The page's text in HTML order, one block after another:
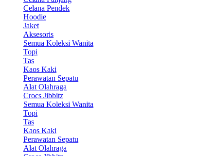
Celana Pendek
Hoodie
Jaket
Aksesoris
Semua Koleksi Wanita
Topi
Tas
Kaos Kaki
Perawatan Sepatu
Alat Olahraga
Crocs Jibbitz
Semua Koleksi Wanita
Topi
Tas
Kaos Kaki
Perawatan Sepatu
Alat Olahraga